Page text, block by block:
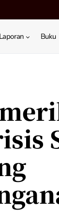
Laporan Buku